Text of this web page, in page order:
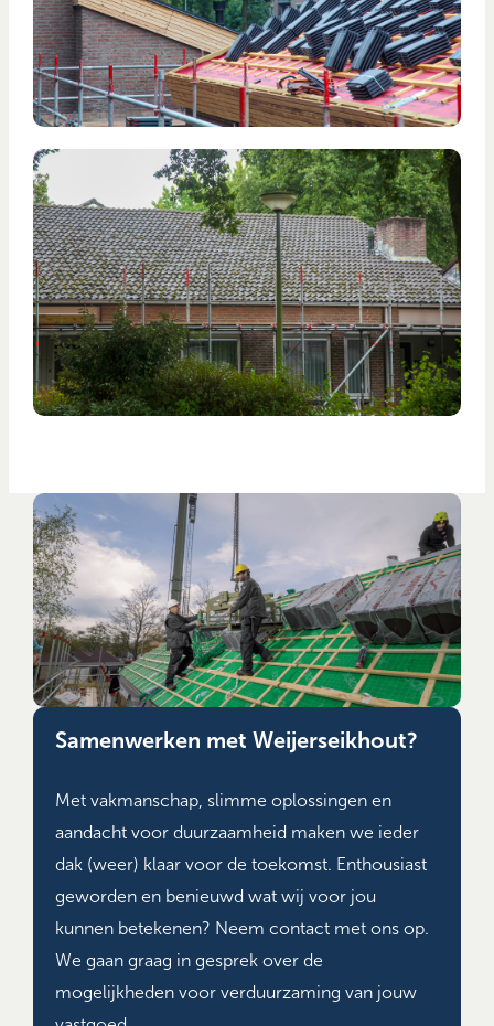
Samenwerken met Weijerseikhout?
Met vakmanschap, slimme oplossingen en
aandacht voor duurzaamheid maken we ieder
dak (weer) klaar voor de toekomst. Enthousiast
geworden en benieuwd wat wij voor jou
kunnen betekenen? Neem contact met ons op.
We gaan graag in gesprek over de
mogelijkheden voor verduurzaming van jouw